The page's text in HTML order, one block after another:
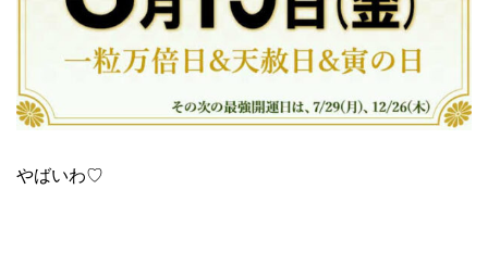
やばいわ♡